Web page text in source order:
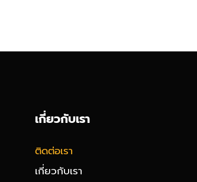
เกี่ยวกับเรา
ติดต่อเรา
เกี่ยวกับเรา